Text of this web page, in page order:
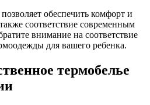
обеспечить комфорт и
соответствие современным
внимание на соответствие
для вашего ребенка.
термобелье